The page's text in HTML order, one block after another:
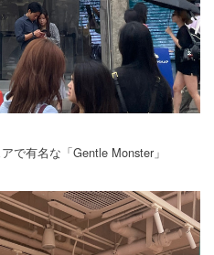
で有名な「Gentle Monster」